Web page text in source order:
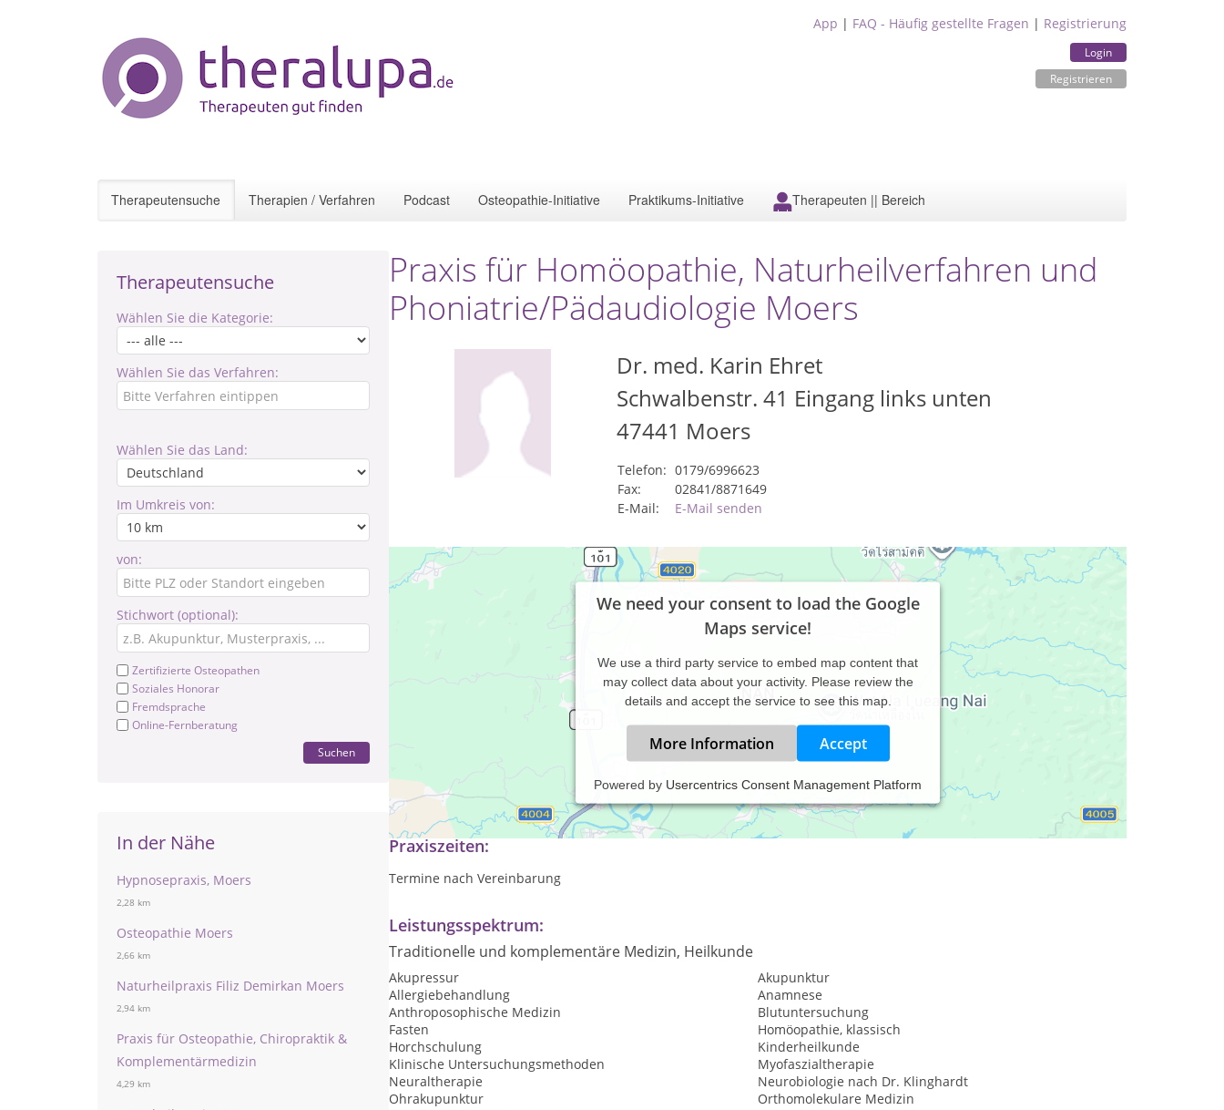
App | FAQ - Häufig gestellte Fragen | Registrierung
Login
Registrieren
Therapeutensuche Therapien / Verfahren Podcast Osteopathie-Initiative Praktikums-Initiative Therapeuten || Bereich
Therapeutensuche
Wählen Sie die Kategorie:
Wählen Sie das Verfahren:
Wählen Sie das Land:
Im Umkreis von:
von:
Stichwort (optional):
Zertifizierte Osteopathen
Soziales Honorar
Fremdsprache
Online-Fernberatung
Suchen
In der Nähe
Hypnosepraxis, Moers
2,28 km
Osteopathie Moers
2,66 km
Naturheilpraxis Filiz Demirkan Moers
2,94 km
Praxis für Osteopathie, Chiropraktik &
Komplementärmedizin
4,29 km
Praxis für Homöopathie, Naturheilverfahren und
Phoniatrie/Pädaudiologie Moers
Dr. med. Karin Ehret
Schwalbenstr. 41 Eingang links unten
47441 Moers
Telefon: 0179/6996623
Fax:
02841/8871649
E-Mail:
E-Mail senden
We need your consent to load the Google
Maps service!
We use a third party service to embed map content that
may collect data about your activity. Please review the
details and accept the service to see this map.
More Information Accept
Powered by Usercentrics Consent Management Platform
Praxis für klassische Homöopathie, Naturheilverfahren und Phoniatrie/ Pädaudiologie
Praxiszeiten:
Termine nach Vereinbarung
Leistungsspektrum:
Traditionelle und komplementäre Medizin, Heilkunde
Akupressur
Akupunktur
Allergiebehandlung
Anamnese
Anthroposophische Medizin
Blutuntersuchung
Fasten
Homöopathie, klassisch
Horchschulung
Kinderheilkunde
Klinische Untersuchungsmethoden
Myofaszialtherapie
Neuraltherapie
Neurobiologie nach Dr. Klinghardt
Ohrakupunktur
Orthomolekulare Medizin